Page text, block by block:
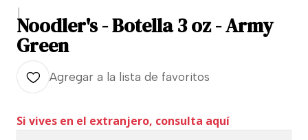
|
Noodler's - Botella 3 oz - Army
Green
Agregar a la lista de favoritos
Si vives en el extranjero, consulta aquí